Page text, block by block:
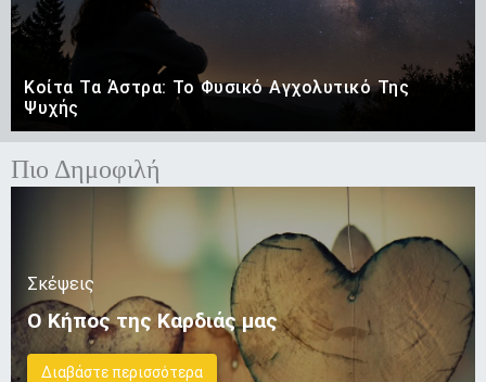
Κοίτα Τα Άστρα: Το Φυσικό Αγχολυτικό Της
Ψυχής
Πιο Δημοφιλή
Σκέψεις
Ο Κήπος της Καρδιάς μας
Διαβάστε περισσότερα